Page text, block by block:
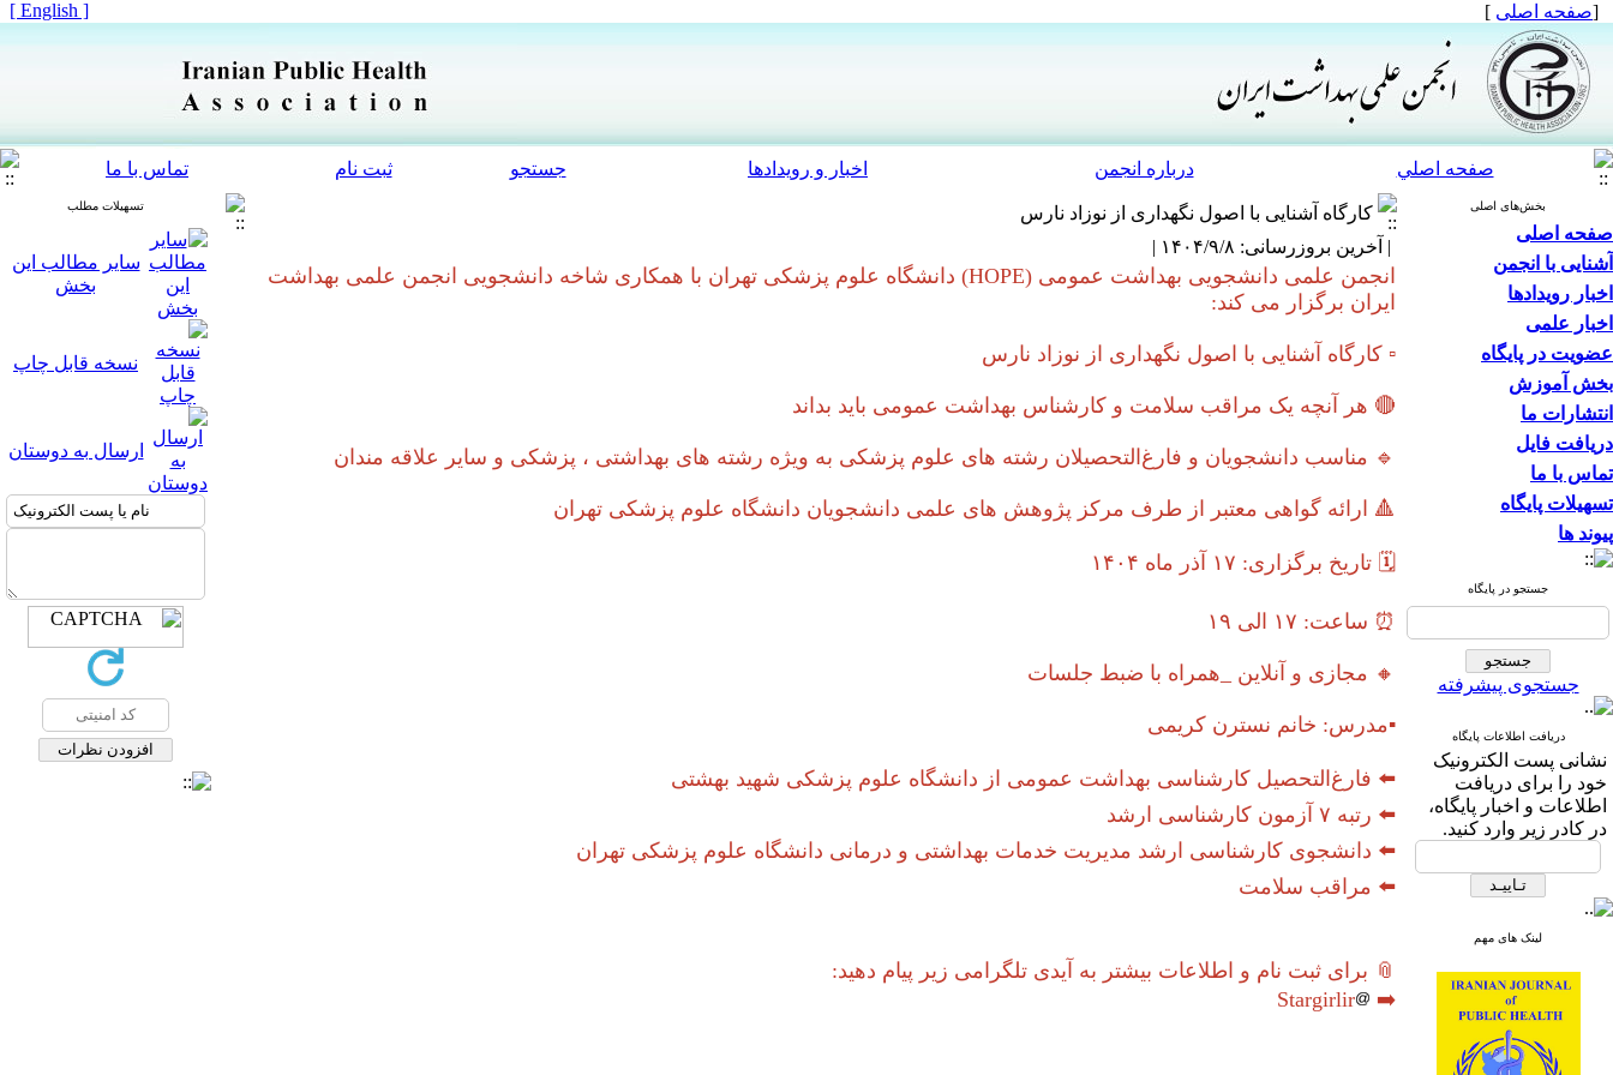
[صفحه اصلی ]
[ English ]
صفحه اصلي درباره انجمن اخبار و رویدادها جستجو ثبت نام تماس با ما
بخش‌های اصلی
صفحه اصلی
آشنایی با انجمن
اخبار رویدادها
اخبار علمی
عضویت در پایگاه
بخش آموزش
انتشارات ما
دریافت فایل
تماس با ما
تسهیلات پایگاه
پیوند ها
جستجو در پایگاه
جستجوی پیشرفته
دریافت اطلاعات پایگاه
نشانی پست الکترونیک
خود را برای دریافت
اطلاعات و اخبار پایگاه،
در کادر زیر وارد کنید.
لینک های مهم
کارگاه آشنایی با اصول نگهداری از نوزاد نارس
| آخرین بروزرسانی: ۱۴۰۴/۹/۸ |
انجمن علمی دانشجویی بهداشت عمومی (HOPE) دانشگاه علوم پزشکی تهران با همکاری شاخه دانشجویی انجمن علمی بهداشت
ایران برگزار می کند:
▫️ کارگاه آشنایی با اصول نگهداری از نوزاد نارس
🔴 هر آنچه یک مراقب سلامت و کارشناس بهداشت عمومی باید بداند‌
🔹️ مناسب دانشجویان و فارغ‌التحصیلان رشته های علوم پزشکی به ویژه رشته های بهداشتی ، پزشکی و سایر علاقه مندان
🔺️ ارائه گواهی معتبر از طرف مرکز پژوهش های علمی دانشجویان دانشگاه علوم پزشکی تهران
🗓 تاریخ برگزاری: ۱۷ آذر ماه ۱۴۰۴
⏰️ ساعت: ۱۷ الی ۱۹
🔸️ مجازی و آنلاین _همراه با ضبط جلسات
▪️مدرس: خانم نسترن کریمی
⬅️ فارغ‌التحصیل کارشناسی بهداشت عمومی از دانشگاه علوم پزشکی شهید بهشتی
⬅️ رتبه ۷ آزمون کارشناسی ارشد
⬅️ دانشجوی کارشناسی ارشد مدیریت خدمات بهداشتی و درمانی دانشگاه علوم پزشکی تهران
⬅️ مراقب سلامت
📎 برای ثبت نام و اطلاعات بیشتر به آیدی تلگرامی زیر پیام دهید:
➡️
Stargirlir
تسهیلات مطلب
سایر مطالب این
بخش
نسخه قابل چاپ
ارسال به دوستان